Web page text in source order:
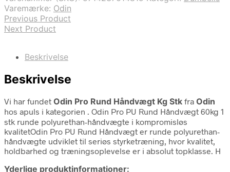
Varemærke: Odin
Previous Product
Next Product
Beskrivelse
Beskrivelse
Vi har fundet Odin Pro Rund Håndvægt Kg Stk fra Odin
hos apuls i kategorien . Odin Pro PU Rund Håndvægt 60kg 1
stk runde polyurethan-håndvægte i kompromisløs
kvalitetOdin Pro PU Rund Håndvægt er runde polyurethan-
håndvægte udviklet til seriøs styrketræning, hvor kvalitet,
holdbarhed og træningsoplevelse er i absolut topklasse. H
Yderlige produktinformationer: